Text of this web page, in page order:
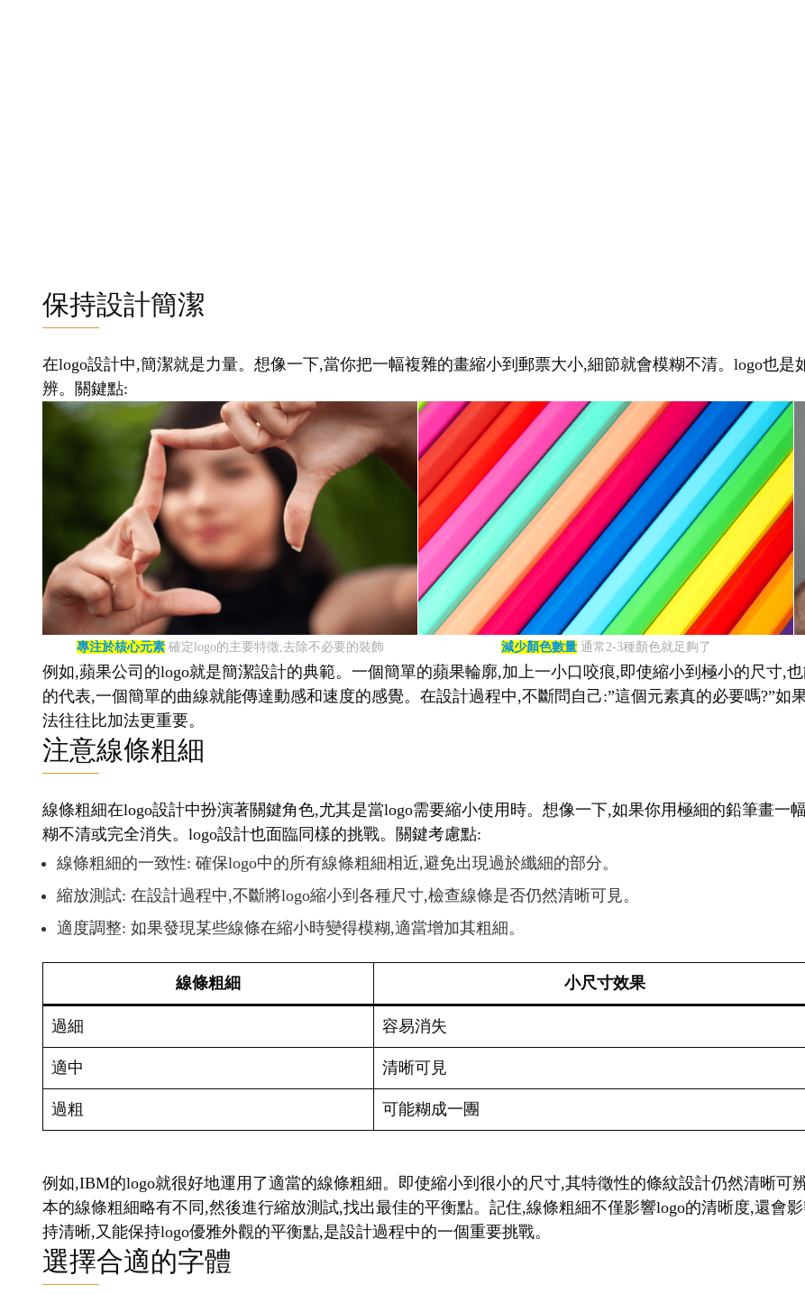
保持設計簡潔
在logo設計中,簡潔就是力量。想像一下,當你把一幅複雜的畫縮小到郵票大小,細節就會模糊不清。logo也
辨。關鍵點:
專注於核心元素確定logo的主要特徵,去除不必要的裝飾 減少顏色數量通常2-3種顏色就足夠了
例如,蘋果公司的logo就是簡潔設計的典範。一個簡單的蘋果輪廓,加上一小口咬痕,即使縮小到極小的尺寸,
的代表,一個簡單的曲線就能傳達動感和速度的感覺。在設計過程中,不斷問自己:”這個元素真的必要嗎?”如
法往往比加法更重要。
注意線條粗細
線條粗細在logo設計中扮演著關鍵角色,尤其是當logo需要縮小使用時。想像一下,如果你用極細的鉛筆畫一
糊不清或完全消失。logo設計也面臨同樣的挑戰。關鍵考慮點:
線條粗細的一致性: 確保logo中的所有線條粗細相近,避免出現過於纖細的部分。
縮放測試: 在設計過程中,不斷將logo縮小到各種尺寸,檢查線條是否仍然清晰可見。
適度調整: 如果發現某些線條在縮小時變得模糊,適當增加其粗細。
線條粗細 小尺寸效果
過細 容易消失
適中 清晰可見
過粗 可能糊成一團
例如,IBM的logo就很好地運用了適當的線條粗細。即使縮小到很小的尺寸,其特徵性的條紋設計仍然清晰可
本的線條粗細略有不同,然後進行縮放測試,找出最佳的平衡點。記住,線條粗細不僅影響logo的清晰度,還會
持清晰,又能保持logo優雅外觀的平衡點,是設計過程中的一個重要挑戰。
選擇合適的字體